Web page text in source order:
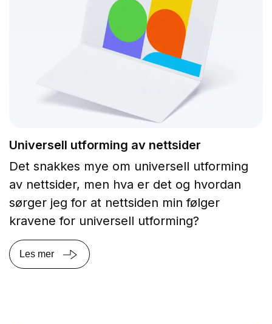
Universell utforming av nettsider
Det snakkes mye om universell utforming
av nettsider, men hva er det og hvordan
sørger jeg for at nettsiden min følger
kravene for universell utforming?
Les mer